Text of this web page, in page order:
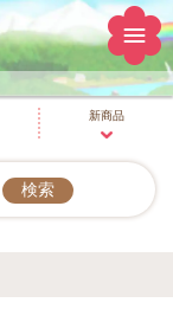
新商品